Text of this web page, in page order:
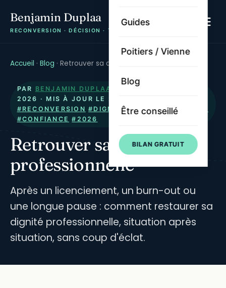
Benjamin Duplaa
RECONVERSION · DÉCISION · TRAJECTOIRE
Guides
Poitiers / Vienne
Blog
Être conseillé
BILAN GRATUIT
Accueil · Blog · Retrouver sa dignité professionnelle
PAR BENJAMIN DUPLAA · PUBLIÉ LE
2026 · MIS À JOUR LE 21 JUILLET 2026
#RECONVERSION #DIGNITE #RECONNAISSANCE
#CONFIANCE #2026
Retrouver sa dignité
professionnelle
Après un licenciement, un burn-out ou
une longue pause : comment restaurer sa
dignité professionnelle, situation après
situation, sans coup d'éclat.